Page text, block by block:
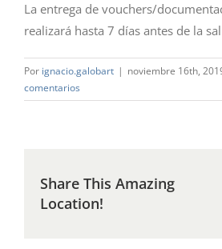
La entrega de vouchers/
realizará hasta 7 días antes de la
Por ignacio.galobart | noviembre 16th,
comentarios
Share This Amazing
Location!